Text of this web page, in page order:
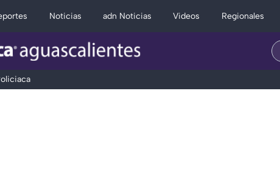
Noticias adn Noticias Videos Regionales